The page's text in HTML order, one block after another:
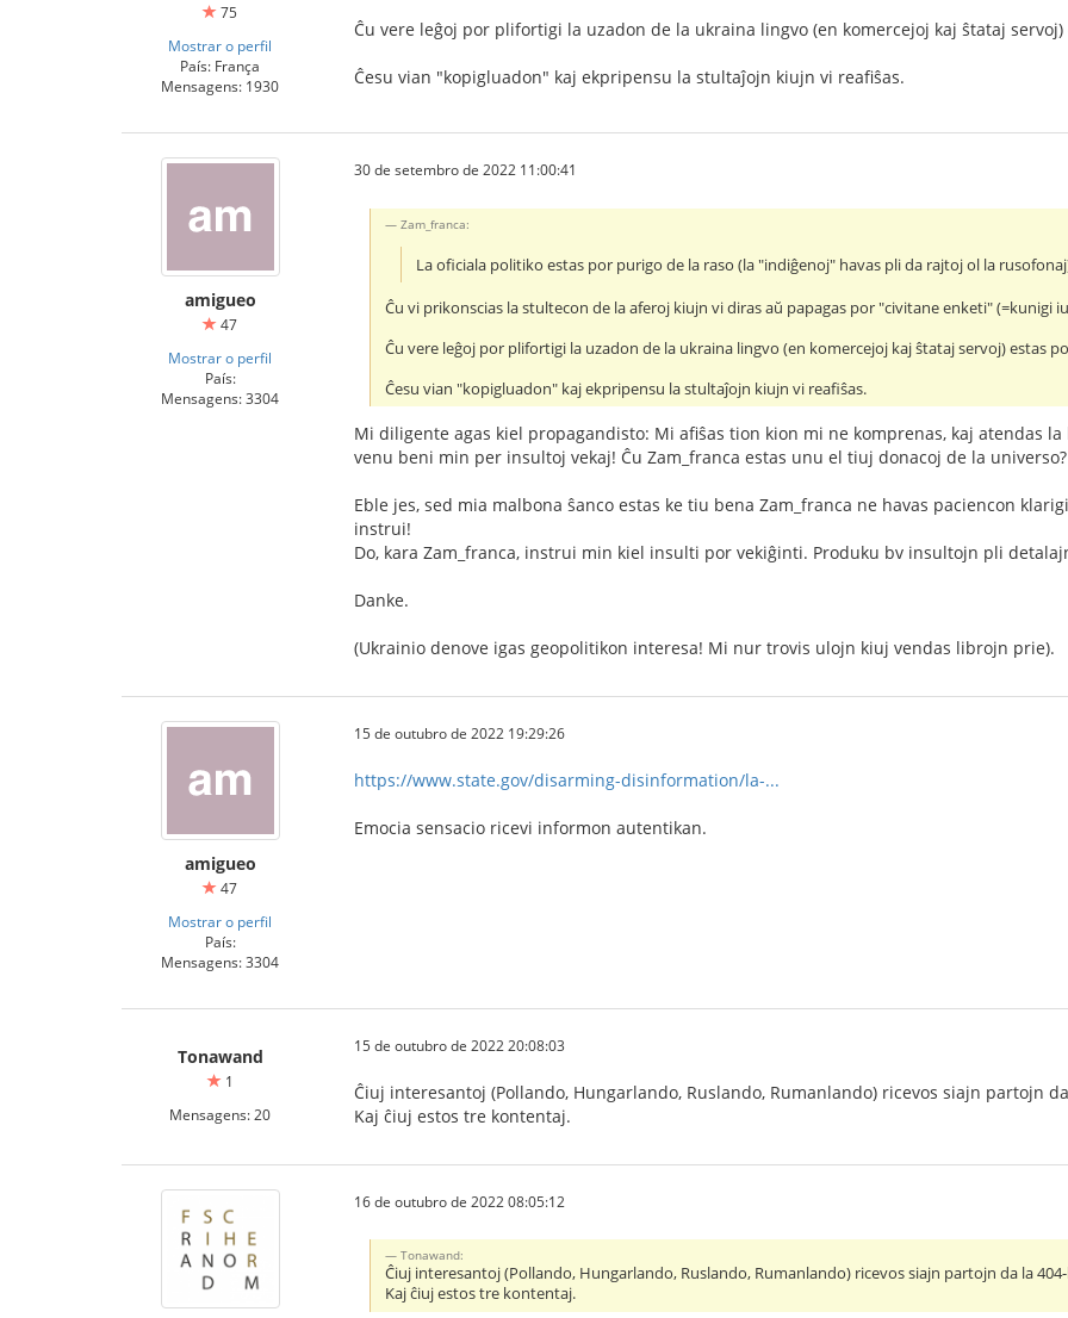
75
Mostrar o perfil
País: França
Mensagens: 1930
Ĉu vere leĝoj por plifortigi la uzadon de la ukraina lingvo (en komercejoj kaj ŝtataj
Ĉesu vian "kopigluadon" kaj ekpripensu la stultaĵojn kiujn vi reafiŝas.
amigueo
47
Mostrar o perfil
País:
Mensagens: 3304
30 de setembro de 2022 11:00:41
Zam_franca:
La oficiala politiko estas por purigo de la raso (la "indiĝenoj" havas pli da rajtoj ol la
Ĉu vi prikonscias la stultecon de la aferoj kiujn vi diras aŭ papagas por "civitane enketi" (=kunigi
Ĉu vere leĝoj por plifortigi la uzadon de la ukraina lingvo (en komercejoj kaj ŝtataj servoj) estas
Ĉesu vian "kopigluadon" kaj ekpripensu la stultaĵojn kiujn vi reafiŝas.
Mi diligente agas kiel propagandisto: Mi afiŝas tion kion mi ne komprenas, kaj atendas
venu beni min per insultoj vekaj! Ĉu Zam_franca estas unu el tiuj donacoj de la universo?
Eble jes, sed mia malbona ŝanco estas ke tiu bena Zam_franca ne havas paciencon
instrui!
Do, kara Zam_franca, instrui min kiel insulti por vekiĝinti. Produku bv insultojn pli
Danke.
(Ukrainio denove igas geopolitikon interesa! Mi nur trovis ulojn kiuj vendas librojn prie).
amigueo
47
Mostrar o perfil
País:
Mensagens: 3304
15 de outubro de 2022 19:29:26
https://www.state.gov/disarming-disinformation/la-...
Emocia sensacio ricevi informon autentikan.
Tonawand
1
Mensagens: 20
15 de outubro de 2022 20:08:03
Ĉiuj interesantoj (Pollando, Hungarlando, Ruslando, Rumanlando) ricevos siajn partojn
Kaj ĉiuj estos tre kontentaj.
16 de outubro de 2022 08:05:12
Tonawand:
Ĉiuj interesantoj (Pollando, Hungarlando, Ruslando, Rumanlando) ricevos siajn partojn da la
Kaj ĉiuj estos tre kontentaj.